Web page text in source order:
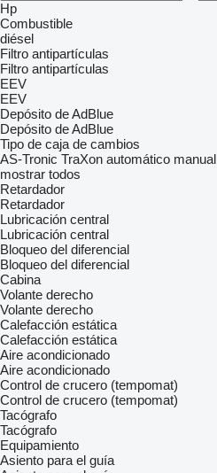
Hp
Combustible
diésel
Filtro antipartículas
Filtro antipartículas
EEV
EEV
Depósito de AdBlue
Depósito de AdBlue
Tipo de caja de cambios
AS-Tronic TraXon automático manual
mostrar todos
Retardador
Retardador
Lubricación central
Lubricación central
Bloqueo del diferencial
Bloqueo del diferencial
Cabina
Volante derecho
Volante derecho
Calefacción estática
Calefacción estática
Aire acondicionado
Aire acondicionado
Control de crucero (tempomat)
Control de crucero (tempomat)
Tacógrafo
Tacógrafo
Equipamiento
Asiento para el guía